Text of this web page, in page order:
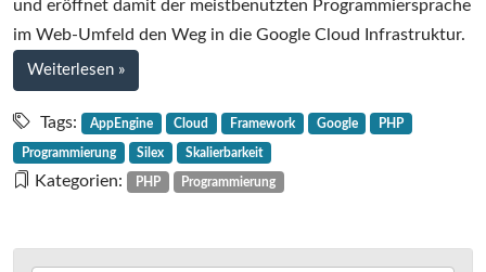
Schritte
mit
Silex
im
SDK
und eröffnet damit der meistbenutzten Programmiersprache
im Web-Umfeld den Weg in die Google Cloud Infrastruktur.
Weiterlesen bei
Google
App
Engine
für
erste
»
Tags: AppEngine Cloud Framework Google PHP
Programmierung Silex Skalierbarkeit
Kategorien: PHP Programmierung